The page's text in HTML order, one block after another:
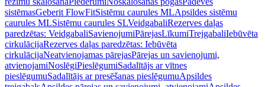
sistēmasGeberit FlowFitSistēmu caurules MLApsildes sistēmu
caurules MLSistēmu caurules SLVeidgabaliRezerves daļas
paredzētas: VeidgabaliSavienojumiPārejasLīkumiTrejgabaliIebūvēta
cirkulācijaRezerves daļas paredzētas: Iebūvēta
cirkulācijaNeatvienojamas pārejasPārejas un savienojumi,
atvienojamiNoslēgiPieslēgumiSadalītājs ar vītnes
pieslēgumuSadalītājs ar presēšanas pieslēgumuApsildes